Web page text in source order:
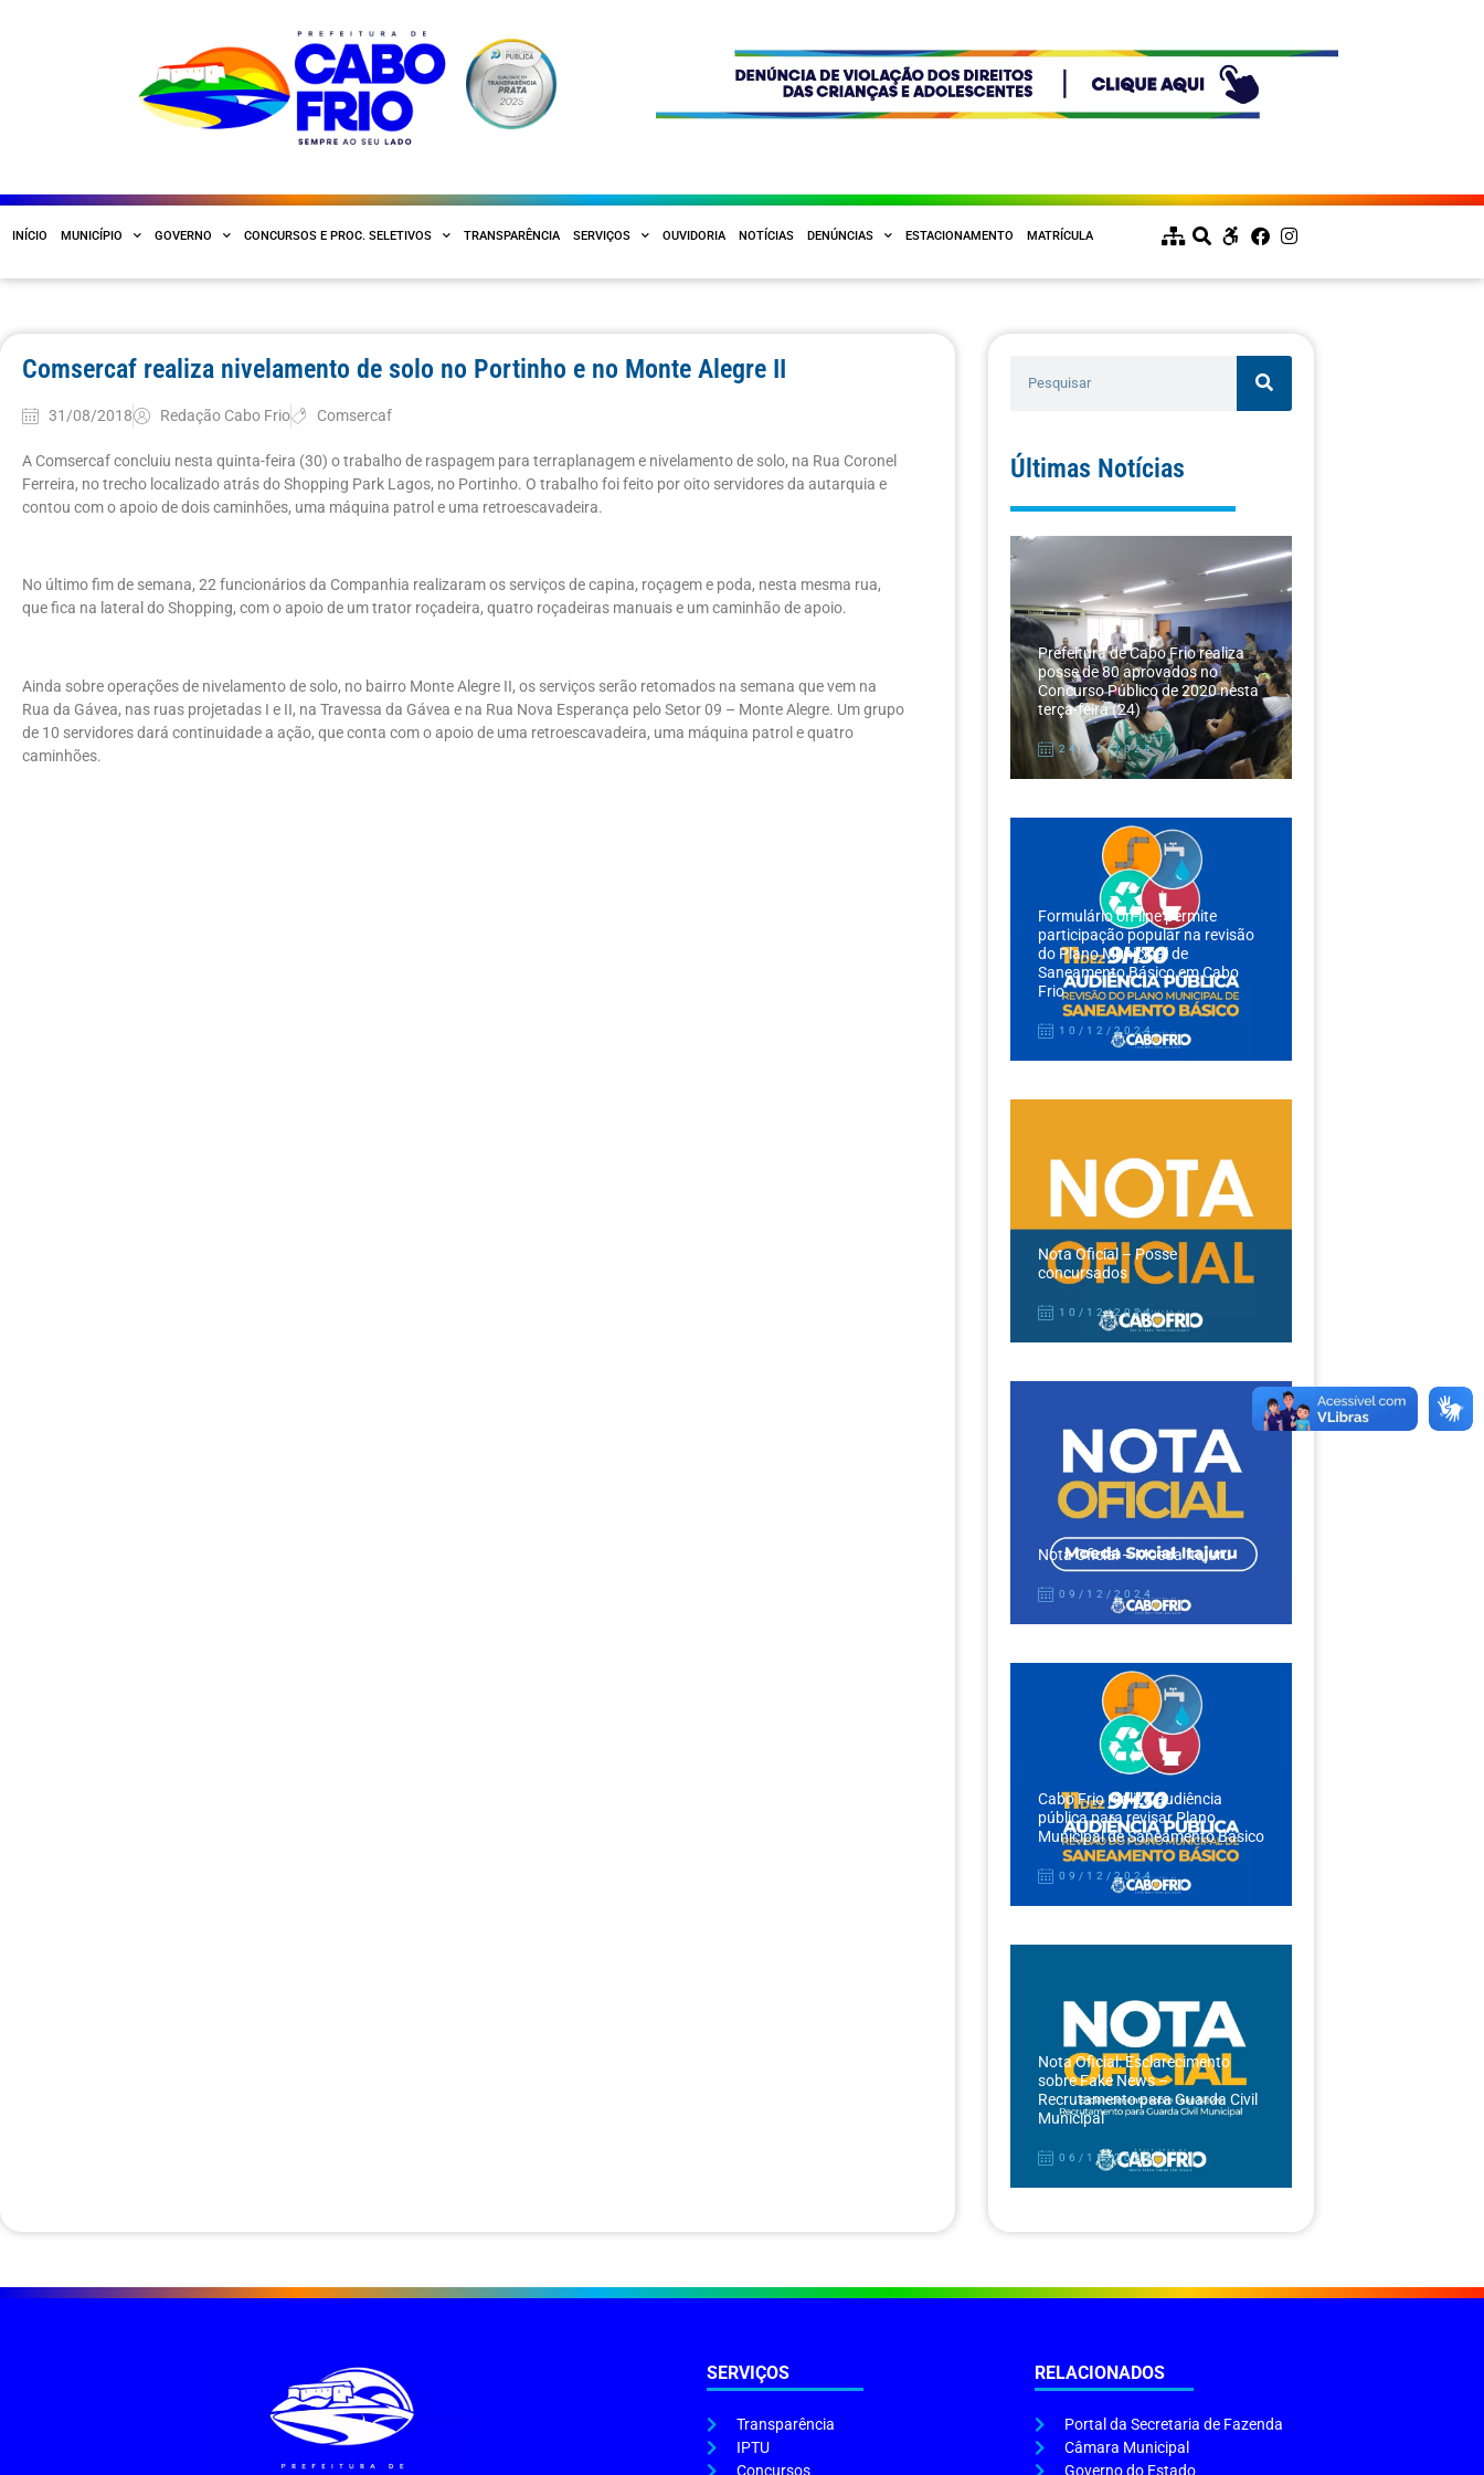
INÍCIO MUNICÍPIO GOVERNO CONCURSOS E PROC. SELETIVOS TRANSPARÊNCIA SERVIÇOS OUVIDORIA NOTÍCIAS DENÚNCIAS ESTACIONAMENTO MATRÍCULA
Comsercaf realiza nivelamento de solo no Portinho e no Monte Alegre II
31/08/2018 Redação Cabo Frio Comsercaf
A Comsercaf concluiu nesta quinta-feira (30) o trabalho de raspagem para terraplanagem e nivelamento de solo, na Rua Coronel
Ferreira, no trecho localizado atrás do Shopping Park Lagos, no Portinho. O trabalho foi feito por oito servidores da autarquia e
contou com o apoio de dois caminhões, uma máquina patrol e uma retroescavadeira.
No último fim de semana, 22 funcionários da Companhia realizaram os serviços de capina, roçagem e poda, nesta mesma rua,
que fica na lateral do Shopping, com o apoio de um trator roçadeira, quatro roçadeiras manuais e um caminhão de apoio.
Ainda sobre operações de nivelamento de solo, no bairro Monte Alegre II, os serviços serão retomados na semana que vem na
Rua da Gávea, nas ruas projetadas I e II, na Travessa da Gávea e na Rua Nova Esperança pelo Setor 09 – Monte Alegre. Um grupo
de 10 servidores dará continuidade a ação, que conta com o apoio de uma retroescavadeira, uma máquina patrol e quatro
caminhões.
Últimas Notícias
Prefeitura de Cabo Frio realiza
posse de 80 aprovados no
Concurso Público de 2020 nesta
terça-feira (24)
24/12/2024
Formulário on-line permite
participação popular na revisão
do Plano Municipal de
Saneamento Básico em Cabo
Frio
10/12/2024
Nota Oficial – Posse
concursados
10/12/2024
Nota Oficial – Moeda Itajuru
09/12/2024
Cabo Frio realiza audiência
pública para revisar Plano
Municipal de Saneamento Básico
09/12/2024
Nota Oficial: Esclarecimento
sobre Fake News –
Recrutamento para Guarda Civil
Municipal
06/12/2024
SERVIÇOS
Transparência
IPTU
Concursos
RELACIONADOS
Portal da Secretaria de Fazenda
Câmara Municipal
Governo do Estado